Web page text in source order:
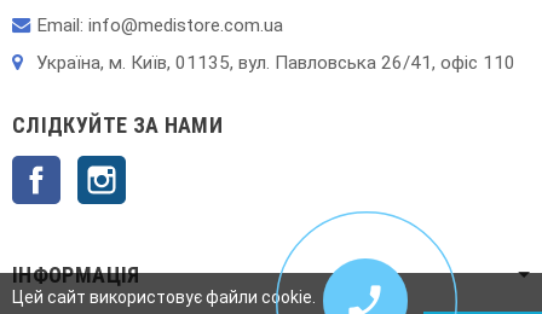
Email: info@medistore.com.ua
Українa, м. Київ, 01135, вул. Павловська 26/41, офіс 110
СЛІДКУЙТЕ ЗА НАМИ
Facebook
ІНФОРМАЦІЯ
Цей сайт використовує файли cookie.
